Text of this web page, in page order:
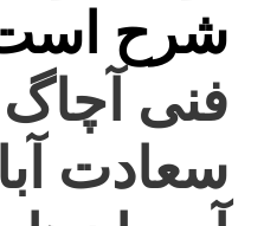
شرح
فنی آچاگ
سعادت